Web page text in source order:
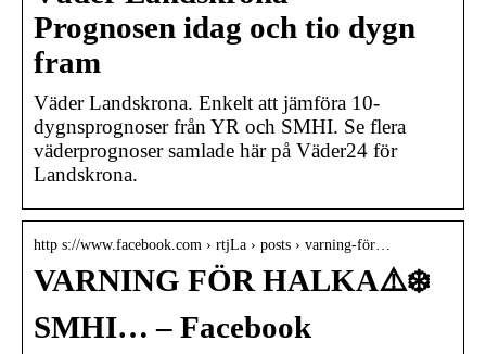
Prognosen idag och tio dygn
fram
Väder Landskrona. Enkelt att jämföra 10-
dygnsprognoser från YR och SMHI. Se flera
väderprognoser samlade här på Väder24 för
Landskrona.
http s://www.facebook.com › rtjLa › posts › varning-för…
VARNING FÖR HALKA⚠️❄️
SMHI… – Facebook